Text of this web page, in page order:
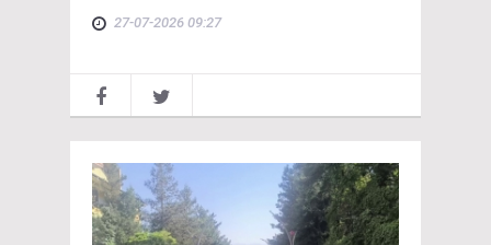
27-07-2026 09:27